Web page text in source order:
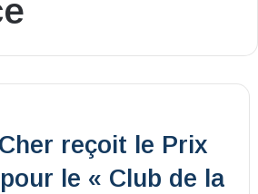
reçoit le Prix
le « Club de la